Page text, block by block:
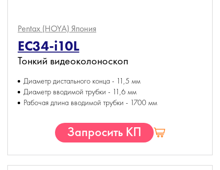
Pentax (HOYA) Япония
EC34-i10L
Тонкий видеоколоноскоп
Диаметр дистального конца - 11,5 мм
Диаметр вводимой трубки - 11,6 мм
Рабочая длина вводимой трубки - 1700 мм
Запросить КП